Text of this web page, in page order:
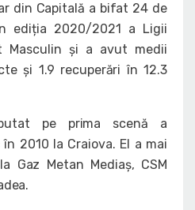
din Capitală a bifat 24 de
ediția 2020/2021 a Ligii
Masculin și a avut medii
și 1.9 recuperări în 12.3
pe prima scenă a
2010 la Craiova. El a mai
Gaz Metan Mediaș, CSM